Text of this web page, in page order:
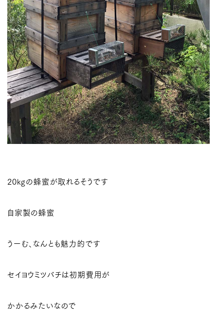
20kgの蜂蜜が取れるそうです
自家製の蜂蜜
うーむ、なんとも魅力的です
セイヨウミツバチは初期費用が
かかるみたいなので